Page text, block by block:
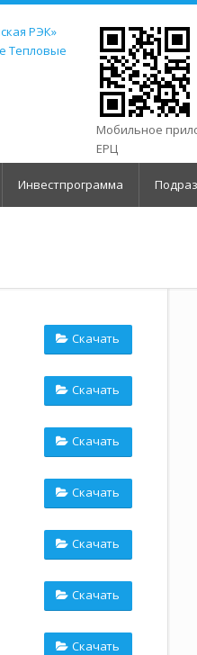
РЭК»
Тепловые
Мобильное
ЕРЦ
Инвестпрограмма
Скачать
Скачать
Скачать
Скачать
Скачать
Скачать
Скачать